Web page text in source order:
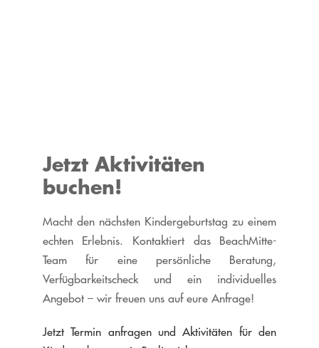
Jetzt Aktivitäten
buchen!
Macht den nächsten Kindergeburtstag zu einem
echten Erlebnis. Kontaktiert das BeachMitte-
Team für eine persönliche Beratung,
Verfügbarkeitscheck und ein individuelles
Angebot – wir freuen uns auf eure Anfrage!
Jetzt Termin anfragen und Aktivitäten für den